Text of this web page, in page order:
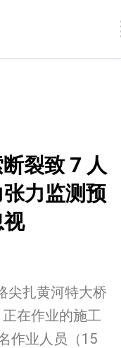
裂致 7 人
力监测预
尖扎黄河特大桥
在作业的施工
作业人员（15